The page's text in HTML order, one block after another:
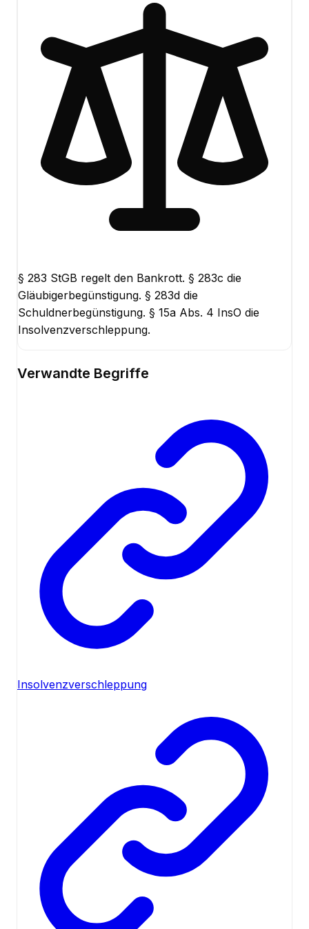
§ 283 StGB regelt den Bankrott. § 283c die
Gläubigerbegünstigung. § 283d die
Schuldnerbegünstigung. § 15a Abs. 4 InsO die
Insolvenzverschleppung.
Verwandte Begriffe
Insolvenzverschleppung